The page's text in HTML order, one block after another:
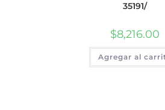
35191/
$8,216.00
Agregar al